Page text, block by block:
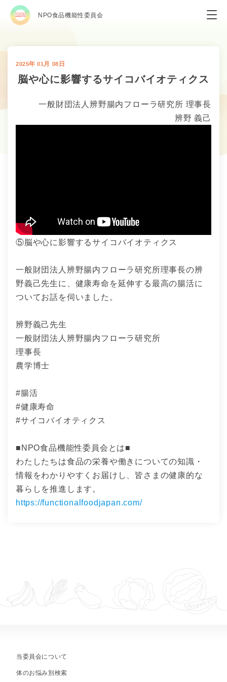
NPO食品機能性委員会
2025年 01 月 08 日
脳や心に影響するサイコバイオティクス
一般財団法人辨野腸内フローラ研究所 理事長
辨野 義己
⑤脳や心に影響するサイコバイオティクス
一般財団法人辨野腸内フローラ研究所理事長の辨
野義己先生に、健康寿命を延伸する最高の腸活に
ついてお話を伺いました。
辨野義己先生
一般財団法人辨野腸内フローラ研究所
理事長
農学博士
#腸活
#健康寿命
#サイコバイオティクス
■NPO食品機能性委員会とは■
わたしたちは食品の栄養や働きについての知識・
情報をわかりやすくお届けし、皆さまの健康的な
暮らしを推進します。
https://functionalfoodjapan.com/
当委員会について
体のお悩み別検索